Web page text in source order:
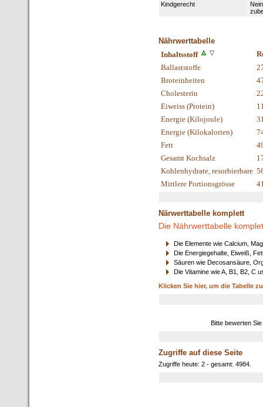
Kindgerecht
Nährwerttabelle
Inhaltsstoff
Ballaststoffe
Broteinheiten
Cholesterin
Eiweiss (Protein)
Energie (Kilojoule)
Energie (Kilokalorien)
Fett
Gesamt Kochsalz
Kohlenhydrate, resorbierbare
Mittlere Portionsgrösse
Närwerttabelle komplett
Die Nährwerttabelle
Die Elemente wie Calcium,
Die Energiegehalte, Eiweiß,
Säuren wie Decosansäure,
Die Vitamine wie A, B1, B2, C
Klicken Sie hier, um die Tabelle
Bitte bewerten
Zugriffe auf diese Seite
Zugriffe heute: 2 - gesamt: 4984.